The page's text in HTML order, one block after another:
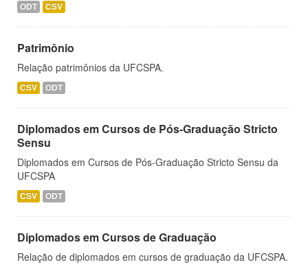
ODT CSV
Patrimônio
Relação patrimônios da UFCSPA.
CSV ODT
Diplomados em Cursos de Pós-Graduação Stricto
Sensu
Diplomados em Cursos de Pós-Graduação Stricto Sensu da
UFCSPA
CSV ODT
Diplomados em Cursos de Graduação
Relação de diplomados em cursos de graduação da UFCSPA.